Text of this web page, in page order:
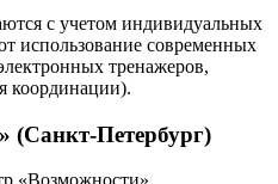
с учетом индивидуальных
использование современных
тренажеров,
координации).
(Санкт-Петербург)